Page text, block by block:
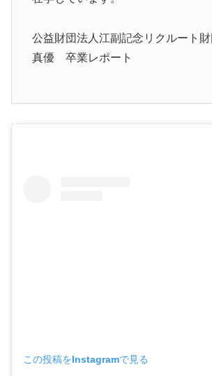
公益財団法人江副記念リクルート
真優 卒業レポート
この投稿をInstagramで見る